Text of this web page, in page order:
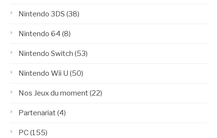
Nintendo 3DS (38)
Nintendo 64 (8)
Nintendo Switch (53)
Nintendo Wii U (50)
Nos Jeux du moment(22)
Partenariat(4)
PC(155)